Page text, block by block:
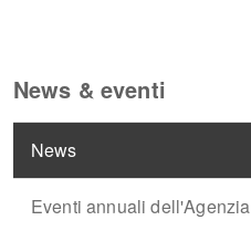
News & eventi
News
Eventi annuali dell'Agenzia